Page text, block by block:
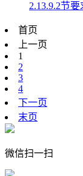
2.13.9.2节
首页
上一页
1
2
3
4
下一页
末页
微信扫一扫